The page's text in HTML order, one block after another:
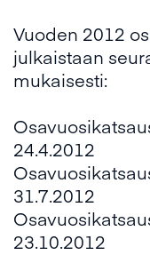
Vuoden 2012
julkaistaan
mukaisesti:
24.4.2012
31.7.2012
23.10.2012